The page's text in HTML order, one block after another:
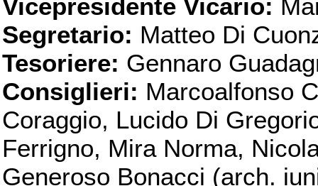
Vicepresidente Vicario:
Segretario: Matteo Di
Tesoriere: Gennaro
Consiglieri: Marcoalfonso
Coraggio, Lucido Di
Ferrigno, Mira Norma,
Generoso Bonacci (arch.